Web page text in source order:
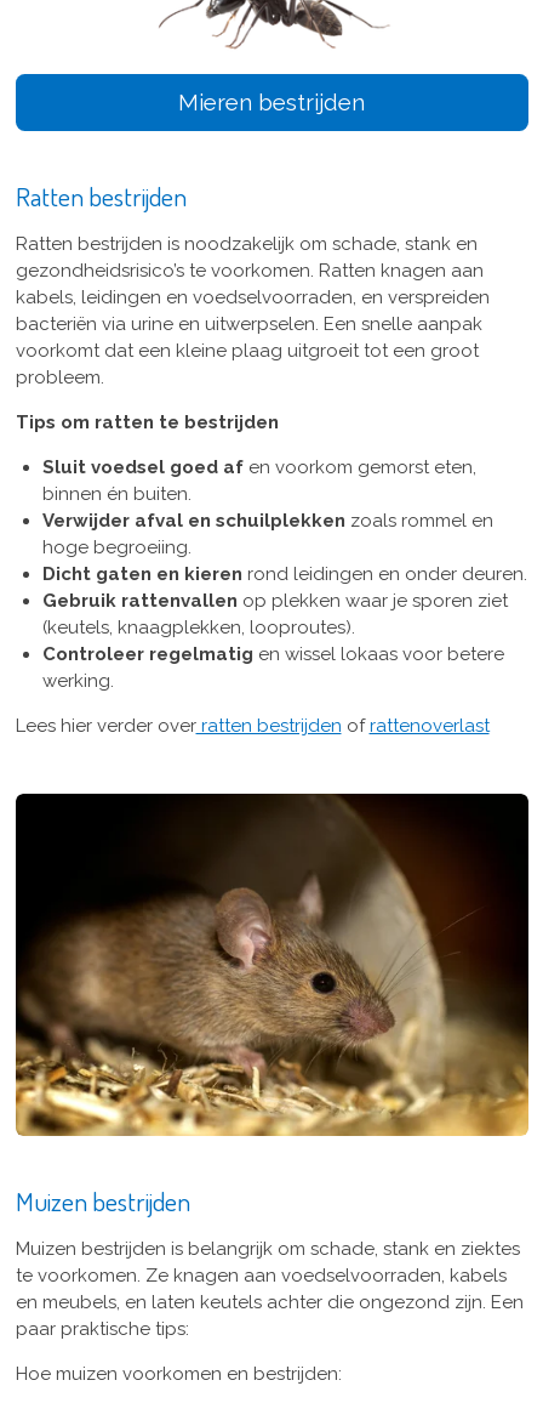
Mieren bestrijden
Ratten bestrijden
Ratten bestrijden is noodzakelijk om schade, stank en
gezondheidsrisico’s te voorkomen. Ratten knagen aan
kabels, leidingen en voedselvoorraden, en verspreiden
bacteriën via urine en uitwerpselen. Een snelle aanpak
voorkomt dat een kleine plaag uitgroeit tot een groot
probleem.
Tips om ratten te bestrijden
Sluit voedsel goed af en voorkom gemorst eten,
binnen én buiten.
Verwijder afval en schuilplekken zoals rommel en
hoge begroeiing.
Dicht gaten en kieren rond leidingen en onder deuren.
Gebruik rattenvallen op plekken waar je sporen ziet
(keutels, knaagplekken, looproutes).
Controleer regelmatig en wissel lokaas voor betere
werking.
Lees hier verder overratten bestrijden ofrattenoverlast
Muizen bestrijden
Muizen bestrijden is belangrijk om schade, stank en ziektes
te voorkomen. Ze knagen aan voedselvoorraden, kabels
en meubels, en laten keutels achter die ongezond zijn. Een
paar praktische tips:
Hoe muizen voorkomen en bestrijden: